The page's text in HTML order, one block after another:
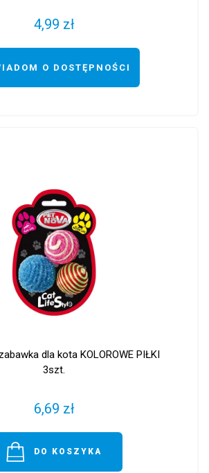
4,99 zł
O DOSTĘPNOŚCI
dla kota KOLOROWE PIŁKI
3szt.
6,69 zł
DO KOSZYKA